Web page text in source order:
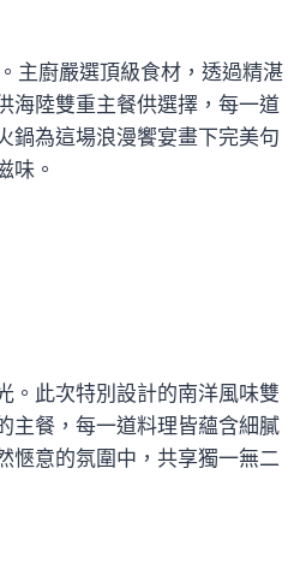
主廚嚴選頂級食材，透過精湛
海陸雙重主餐供選擇，每一道
鍋為這場浪漫饗宴畫下完美句
味。
。此次特別設計的南洋風味雙
主餐，每一道料理皆蘊含細膩
愜意的氛圍中，共享獨一無二